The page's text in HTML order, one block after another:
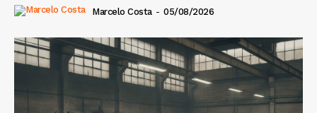
Marcelo Costa - 05/08/2026